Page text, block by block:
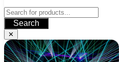
Search
✕